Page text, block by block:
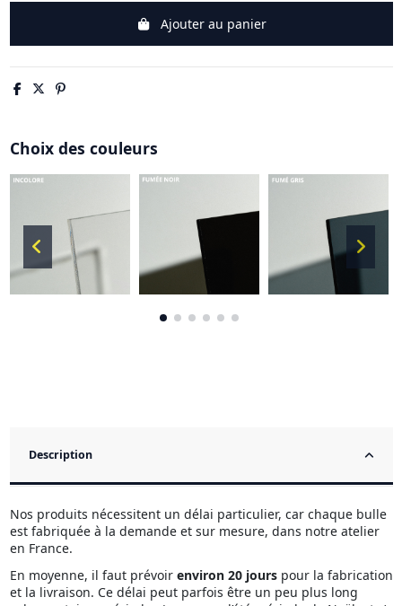
Ajouter au panier
Choix des couleurs
Description
Nos produits nécessitent un délai particulier, car chaque bulle
est fabriquée à la demande et sur mesure, dans notre atelier
en France.
En moyenne, il faut prévoir environ 20 jourspour la fabrication
et la livraison. Ce délai peut parfois être un peu plus long